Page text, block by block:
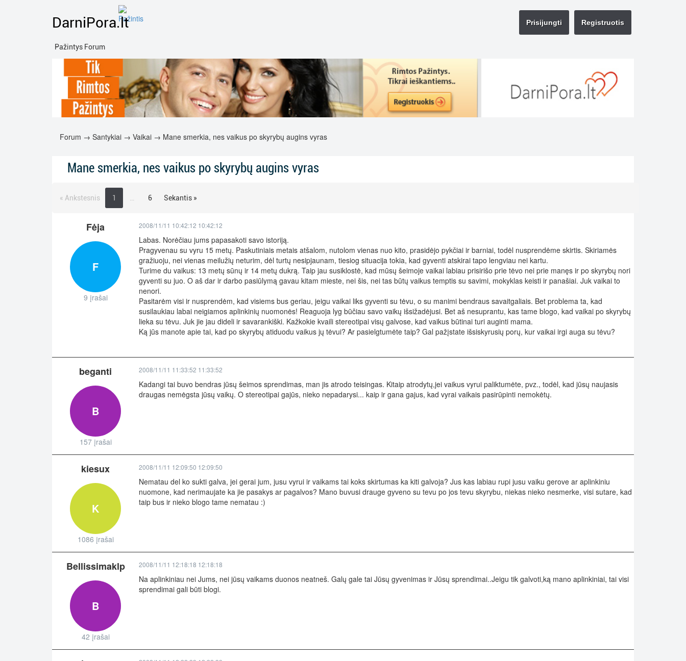
DarniPora.lt
Pažintys Forum
Registruotis
Prisijungti
Forum → Santykiai → Vaikai → Mane smerkia, nes vaikus po skyrybų augins vyras
Mane smerkia, nes vaikus po skyrybų augins vyras
« Ankstesnis 1 6 Sekantis »
Fėja
F
9 įrašai
2008/11/11 10:42:12 10:42:12
Labas. Norėčiau jums papasakoti savo istoriją.
Pragyvenau su vyru 15 metų. Paskutiniais metais atšalom, nutolom vienas nuo kito, prasidėjo pykčiai ir barniai, todėl nusprendėme skirtis. Skiriamės
gražiuoju, nei vienas meilužių neturim, dėl turtų nesipjaunam, tiesiog situacija tokia, kad gyventi atskirai tapo lengviau nei kartu.
Turime du vaikus: 13 metų sūnų ir 14 metų dukrą. Taip jau susiklostė, kad mūsų šeimoje vaikai labiau prisirišo prie tėvo nei prie manęs ir po skyrybų nori
gyventi su juo. O aš dar ir darbo pasiūlymą gavau kitam mieste, nei šis, nei tas būtų vaikus temptis su savimi, mokyklas keisti ir panašiai. Juk vaikai to
nenori.
Pasitarėm visi ir nusprendėm, kad visiems bus geriau, jeigu vaikai liks gyventi su tėvu, o su manimi bendraus savaitgaliais. Bet problema ta, kad
susilaukiau labai neigiamos aplinkinių nuomonės! Reaguoja lyg būčiau savo vaikų išsižadėjusi. Bet aš nesuprantu, kas tame blogo, kad vaikai po skyrybų
lieka su tėvu. Juk jie jau dideli ir savarankiški. Kažkokie kvaili stereotipai visų galvose, kad vaikus būtinai turi auginti mama.
Ką jūs manote apie tai, kad po skyrybų atiduodu vaikus jų tėvui? Ar pasielgtumėte taip? Gal pažįstate išsiskyrusių porų, kur vaikai irgi auga su tėvu?
beganti
B
157 įrašai
2008/11/11 11:33:52 11:33:52
Kadangi tai buvo bendras jūsų šeimos sprendimas, man jis atrodo teisingas. Kitaip atrodytų,jei vaikus vyrui paliktumėte, pvz., todėl, kad jūsų naujasis
draugas nemėgsta jūsų vaikų. O stereotipai gajūs, nieko nepadarysi... kaip ir gana gajus, kad vyrai vaikais pasirūpinti nemokėtų.
kiesux
K
1086 įrašai
2008/11/11 12:09:50 12:09:50
Nematau del ko sukti galva, jei gerai jum, jusu vyrui ir vaikams tai koks skirtumas ka kiti galvoja? Jus kas labiau rupi jusu vaiku gerove ar aplinkiniu
nuomone, kad nerimaujate ka jie pasakys ar pagalvos? Mano buvusi drauge gyveno su tevu po jos tevu skyrybu, niekas nieko nesmerke, visi sutare, kad
taip bus ir nieko blogo tame nematau :)
Bellissimaklp
B
42 įrašai
2008/11/11 12:18:18 12:18:18
Na aplinkiniau nei Jums, nei jūsų vaikams duonos neatneš. Galų gale tai Jūsų gyvenimas ir Jūsų sprendimai..Jeigu tik galvoti,ką mano aplinkiniai, tai visi
sprendimai gali būti blogi.